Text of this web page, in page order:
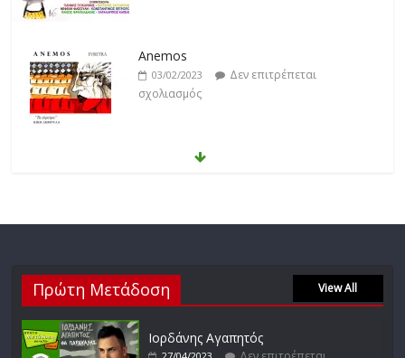
Anemos
03/02/2023
Δεν επιτρέπεται
σχολιασμός
Θοδωρής Φέρρης
27/01/2023
σχολιασμός
Πρώτη Μετάδοση View All
Ιορδάνης Αγαπητός